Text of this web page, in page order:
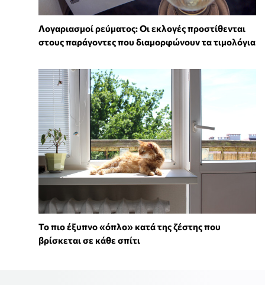
Λογαριασμοί ρεύματος: Οι εκλογές προστίθενται
στους παράγοντες που διαμορφώνουν τα τιμολόγια
To πιο έξυπνο «όπλο» κατά της ζέστης που
βρίσκεται σε κάθε σπίτι